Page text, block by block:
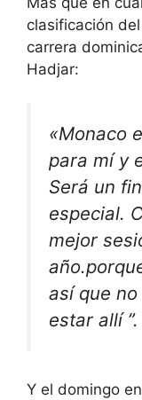
clasificación
carrera
Hadjar:
«Monaco
para mí y
Será un
especial.
mejor
año.
así que
estar allí ”.
Y el domingo